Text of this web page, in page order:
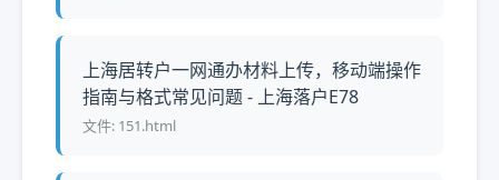
上海居转户一网通办材料上传，移动端操作
指南与格式常见问题 - 上海落户E78
文件: 151.html